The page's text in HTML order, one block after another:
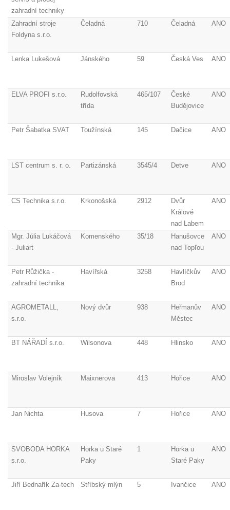
zahradní techniky
Zahradní stroje
Foldyna s.r.o.
Čeladná 710 Čeladná ANO
Lenka Lukešová Jánského 59 Česká Ves ANO
ELVA PROFI s.r.o.
Rudolfovská
třída
465/107
České
Budějovice
ANO
Petr Šabatka SVAT Toužínská 145 Dačice ANO
LST centrum s. r. o. Partizánská 3545/4 Detve ANO
CS Technika s.r.o. Krkonošská 2912
Dvůr
Králové
nad Labem
ANO
Mgr. Júlia Lukáčová
- Juliart
Komenského 35/18
Hanušovce
nad Topľou
ANO
Petr Růžička -
zahradní technika
Havířská 3258
Havlíčkův
Brod
ANO
AGROMETALL,
s.r.o.
Nový dvůr 938
Heřmanův
Městec
ANO
BT NÁŘADÍ s.r.o. Wilsonova 448 Hlinsko ANO
Miroslav Volejník Maixnerova 413 Hořice ANO
Jan Nichta Husova 7 Hořice ANO
SVOBODA HORKA
s.r.o.
Horka u Staré
Paky
1
Horka u
Staré Paky
ANO
Jiří Bednařík Za-tech Stříbský mlýn 5 Ivančice ANO